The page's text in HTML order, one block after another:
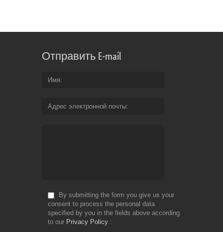
Отправить E-mail
Имя
Адрес электронной почты
By submitting the form you give us your
consent to process the personal data
specified by you in the fields above according
to our Privacy Policy